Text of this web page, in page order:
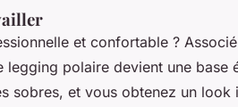
et confortable ?
polaire devient une base
sobres, et vous obtenez un look